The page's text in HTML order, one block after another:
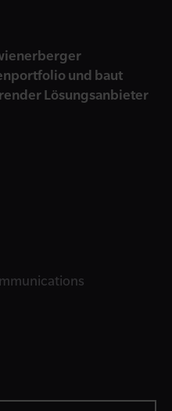
und baut
Lösungsanbieter